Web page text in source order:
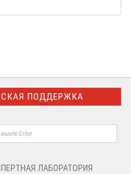
ПОДДЕРЖКА
ЛАБОРАТОРИЯ